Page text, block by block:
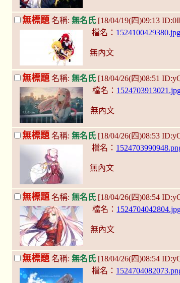
無標題名稱: 無名氏 [18/04/19(四)09:13
檔名：
無內文
無標題 名稱: 無名氏 [18/04/26(四)08:51
檔名：
無內文
無標題 名稱: 無名氏 [18/04/26(四)08:53
檔名：
無內文
無標題 名稱: 無名氏 [18/04/26(四)08:54
檔名：
無內文
無標題 名稱: 無名氏 [18/04/26(四)08:54
檔名：